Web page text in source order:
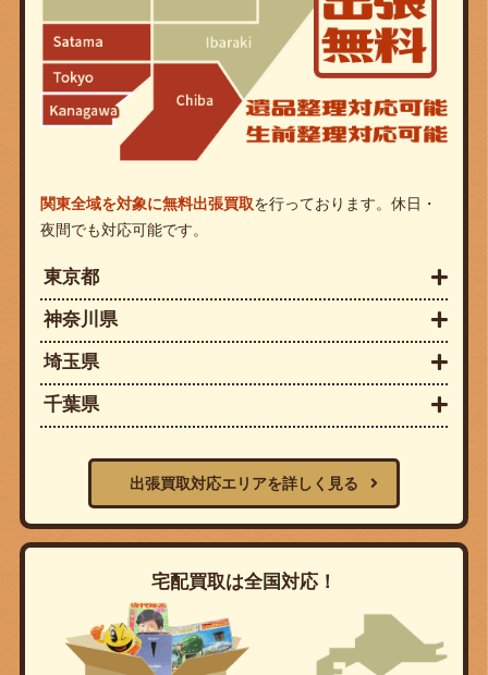
関東全域を対象に無料出張買取を行っております。休日・
夜間でも対応可能です。
東京都
神奈川県
埼玉県
千葉県
出張買取対応エリアを詳しく見る
宅配買取は全国対応！